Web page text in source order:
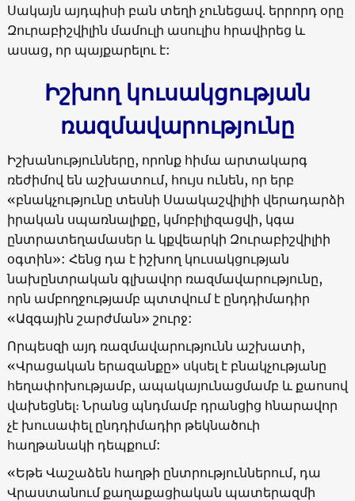
Սակայն այդպիսի բան տեղի չունեցավ. երրորդ օրը
Զուրաբիշվիլին մամուլի ասուլիս հրավիրեց և
ասաց, որ պայքարելու է:
Իշխող կուսակցության
ռազմավարությունը
Իշխանությունները, որոնք հիմա արտակարգ
ռեժիմով են աշխատում, հույս ունեն, որ երբ
«բնակչությունը տեսնի Սաակաշվիլիի վերադարձի
իրական սպառնալիքը, կմոբիլիզացվի, կգա
ընտրատեղամասեր և կքվեարկի Զուրաբիշվիլիի
օգտին»: Հենց դա է իշխող կուսակցության
նախընտրական գլխավոր ռազմավարությունը,
որն ամբողջությամբ պտտվում է ընդդիմադիր
«Ազգային շարժման» շուրջ:
Որպեսզի այդ ռազմավարությունն աշխատի,
«Վրացական երազանքը» սկսել է բնակչությանը
հեղափոխությամբ, ապակայունացմամբ և քաոսով
վախեցնել։ Նրանց պնդմամբ դրանցից հնարավոր
չէ խուսափել ընդդիմադիր թեկնածուի
հաղթանակի դեպքում:
«Եթե Վաշաձեն հաղթի ընտրություններում, դա
Վրաստանում քաղաքացիական պատերազմի